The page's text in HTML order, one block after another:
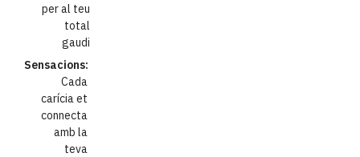
per al teu
total
gaudi
Sensacions:
Cada
carícia et
connecta
amb la
teva